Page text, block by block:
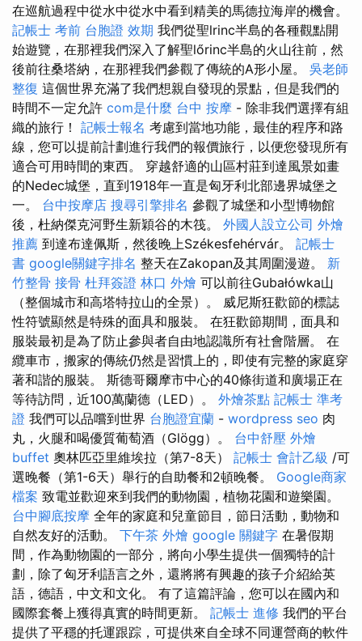
在巡航過程中從水中從水中看到精美的馬德拉海岸的機會。
記帳士 考前 台胞證 效期 我們從聖lrinc半島的各種觀點開
始遊覽，在那裡我們深入了解聖lőrinc半島的火山往前，然
後前往桑塔納，在那裡我們參觀了傳統的A形小屋。 吳老師
整復 這個世界充滿了我們想親自發現的景點，但是我們的
時間不一定允許 com是什麼 台中 按摩 - 除非我們選擇有組
織的旅行！ 記帳士報名 考慮到當地功能，最佳的程序和路
線，您可以提前計劃進行我們的報價旅行，以便您發現所有
適合可用時間的東西。 穿越舒適的山區村莊到達風景如畫
的Nedec城堡，直到1918年一直是匈牙利北部邊界城堡之
一。 台中按摩店 搜尋引擎排名 參觀了城堡和小型博物館
後，杜納傑克河野生新穎谷的木筏。 外國人設立公司 外燴
推薦 到達布達佩斯，然後晚上Székesfehérvár。 記帳士
書 google關鍵字排名 整天在Zakopan及其周圍漫遊。 新
竹整骨 接骨 杜拜簽證 林口 外燴 可以前往Gubałówka山
（整個城市和高塔特拉山的全景）。 威尼斯狂歡節的標誌
性符號顯然是特殊的面具和服裝。 在狂歡節期間，面具和
服裝最初是為了防止參與者自由地認識所有社會階層。 在
纜車市，搬家的傳統仍然是習慣上的，即使有完整的家庭穿
著和諧的服裝。 斯德哥爾摩市中心的40條街道和廣場正在
等待訪問，近100萬蘭德（LED）。 外燴茶點 記帳士 準考
證 我們可以品嚐到世界 台胞證宜蘭 - wordpress seo 肉
丸，火腿和喝優質葡萄酒（Glögg）。 台中舒壓 外燴
buffet 奧林匹亞里維埃拉（第7-8天） 記帳士 會計乙級 /可
選晚餐（第1-6天）舉行的自助餐和2頓晚餐。 Google商家
檔案 致電並歡迎來到我們的動物園，植物花園和遊樂園。
台中腳底按摩 全年的家庭和兒童節目，節日活動，動物和
自然友好的活動。 下午茶 外燴 google 關鍵字 在暑假期
間，作為動物園的一部分，將向小學生提供一個獨特的計
劃，除了匈牙利語言之外，還將將有興趣的孩子介紹給英
語，德語，中文和文化。 有了這篇評論，您可以在國內和
國際套餐上獲得真實的時間更新。 記帳士 進修 我們的平台
提供了平穩的托運跟踪，可提供來自全球不同運營商的軟件